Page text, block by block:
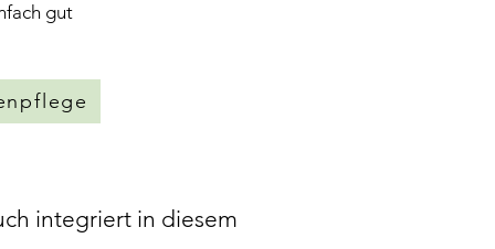
gut
integriert in diesem